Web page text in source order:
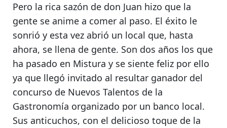
Pero la rica sazón de don Juan hizo que la
gente se anime a comer al paso. El éxito le
sonrió y esta vez abrió un local que, hasta
ahora, se llena de gente. Son dos años los que
ha pasado en Mistura y se siente feliz por ello
ya que llegó invitado al resultar ganador del
concurso de Nuevos Talentos de la
Gastronomía organizado por un banco local.
Sus anticuchos, con el delicioso toque de la